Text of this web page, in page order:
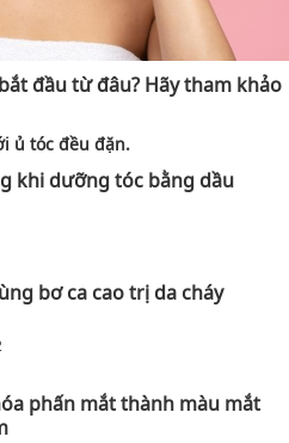
đầu từ đâu? Hãy tham khảo
ủ tóc đều đặn.
khi dưỡng tóc bằng dầu
bơ ca cao trị da cháy
phấn mắt thành màu mắt